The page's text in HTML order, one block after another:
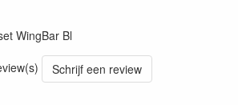
WingBar Bl
Schrijf een review